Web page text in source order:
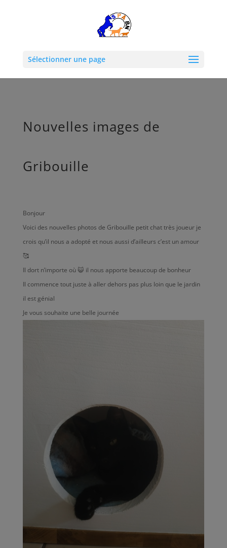
Sélectionner une page
Nouvelles images de
Gribouille
Bonjour
Voici des nouvelles photos de Gribouille petit chat très joueur je
crois qu’il nous a adopté et nous aussi d’ailleurs c’est un amour
🥰
Il dort n’importe où 😺 il nous apporte beaucoup de bonheur
Il commence tout juste à aller dehors pas plus loin que le jardin
il est génial
Je vous souhaite une belle journée